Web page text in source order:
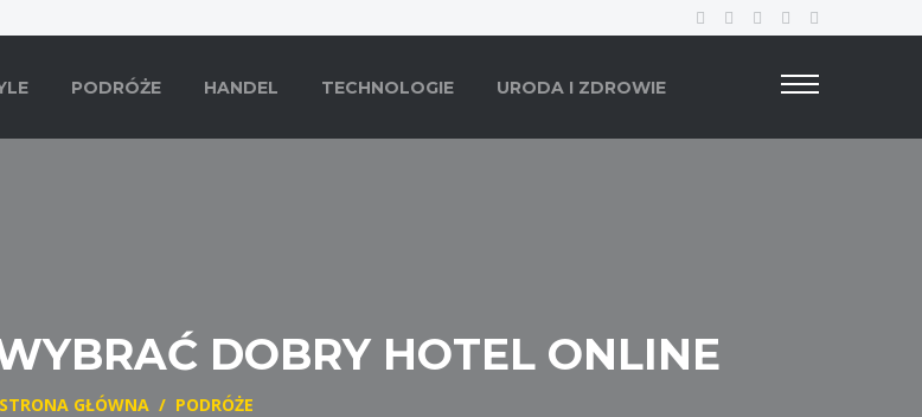
PODRÓŻE HANDEL TECHNOLOGIE URODA I ZDROWIE
DOBRY HOTEL ONLINE
STRONA GŁÓWNA / PODRÓŻE